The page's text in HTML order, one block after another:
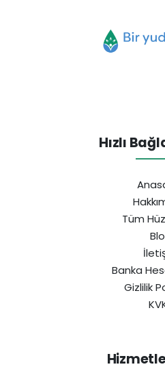
Hızlı
Tüm
Banka
Gizlilik